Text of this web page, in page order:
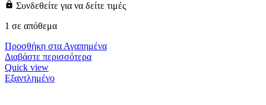
Συνδεθείτε για να δείτε τιμές
1 σε απόθεμα
Προσθήκη στα Αγαπημένα
Διαβάστε περισσότερα
Quick view
Εξαντλημένο